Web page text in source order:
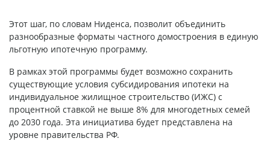
Этот шаг, по словам Ниденса, позволит объединить
разнообразные форматы частного домостроения в единую
льготную ипотечную программу.
В рамках этой программы будет возможно сохранить
существующие условия субсидирования ипотеки на
индивидуальное жилищное строительство (ИЖС) с
процентной ставкой не выше 8% для многодетных семей
до 2030 года. Эта инициатива будет представлена на
уровне правительства РФ.